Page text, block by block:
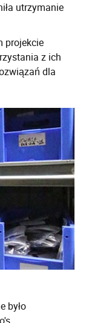
utrzymanie
projekcie
z ich
dla
było